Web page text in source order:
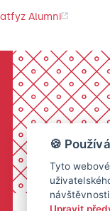
Alumni
🍪
Tyto